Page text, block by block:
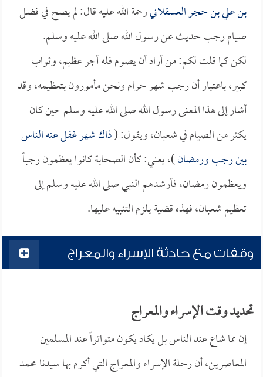
بن علي بن حجر العسقلانيرحمة الله عليه قال: لم يصح في فضل
صيام رجب حديث عن رسول الله صلى الله عليه وسلم.
لكن كما قلت لكم: من أراد أن يصوم فله أجر عظيم، وثواب
كبير، باعتبار أن رجب شهر حرام ونحن مأمورون بتعظيمه، وقد
أشار إلى هذا المعنى رسول الله صلى الله عليه وسلم حين كان
يكثر من الصيام في شعبان، ويقول: (ذاك شهر غفل عنه الناس
بين رجب ورمضان)، يعني: كأن الصحابة كانوا يعظمون رجباً
ويعظمون رمضان، فأرشدهم النبي صلى الله عليه وسلم إلى
تعظيم شعبان، فهذه قضية يلزم التنبيه عليها.
وقفات مع حادثة الإسراء والمعراج
تحديد وقت الإسراء والمعراج
إن مما شاع عند الناس بل يكاد يكون متواتراً عند المسلمين
المعاصرين، أن رحلة الإسراء والمعراج التي أكرم بها سيدنا محمد